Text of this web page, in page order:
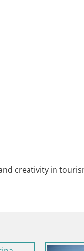
creativity in